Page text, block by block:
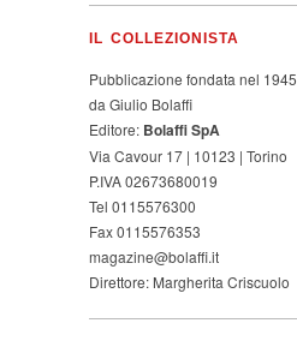
IL COLLEZIONISTA
Pubblicazione fondata nel 1945
da Giulio Bolaffi
Editore: Bolaffi SpA
Via Cavour 17 | 10123 | Torino
P.IVA 02673680019
Tel 0115576300
Fax 0115576353
magazine@bolaffi.it
Direttore: Margherita Criscuolo